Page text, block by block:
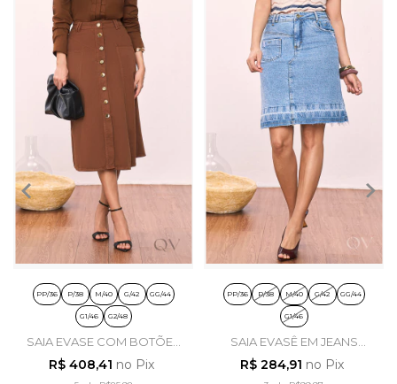
PP/36 P/38 M/40 G/42 GG/44
G1/46 G2/48
SAIA EVASE COM BOTÕES
EM SARJA MARROM -
TITANIUM JEANS
R$ 408,41 no Pix
PP/36 P/38 M/40 G/42 GG/44
G1/46
SAIA EVASÊ EM JEANS
CLARO - TITANIUM JEANS
R$ 284,91 no Pix